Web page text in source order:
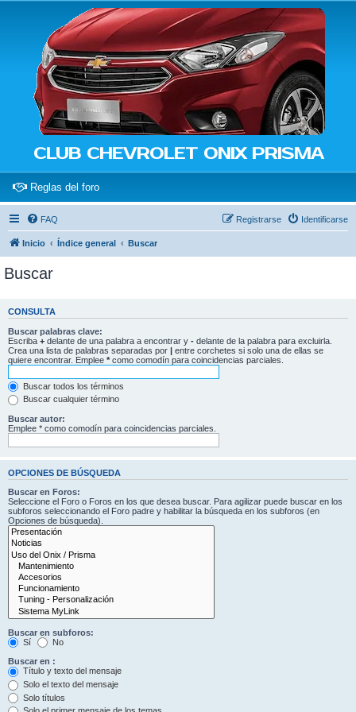
CLUB CHEVROLET ONIX PRISMA
Reglas del foro(Opens a new tab)
FAQ Identificarse
Registrarse
Inicio Índice general Buscar
Buscar
CONSULTA
Buscar palabras clave:
Escriba + delante de una palabra a encontrar y - delante de la palabra para excluirla.
Crea una lista de palabras separadas por | entre corchetes si solo una de ellas se
quiere encontrar. Emplee * como comodín para coincidencias parciales.
Buscar todos los términos
Buscar cualquier término
Buscar autor:
Emplee * como comodín para coincidencias parciales.
OPCIONES DE BÚSQUEDA
Buscar en Foros:
Seleccione el Foro o Foros en los que desea buscar. Para agilizar puede buscar en los
subforos seleccionando el Foro padre y habilitar la búsqueda en los subforos (en
Opciones de búsqueda).
Buscar en subforos:
Sí
No
Buscar en :
Título y texto del mensaje
Solo el texto del mensaje
Solo títulos